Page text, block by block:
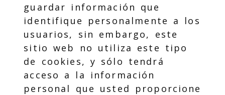
guardar información que
identifique personalmente a los
usuarios, sin embargo, este
sitio web no utiliza este tipo
de cookies, y sólo tendrá
acceso a la información
personal que usted proporcione